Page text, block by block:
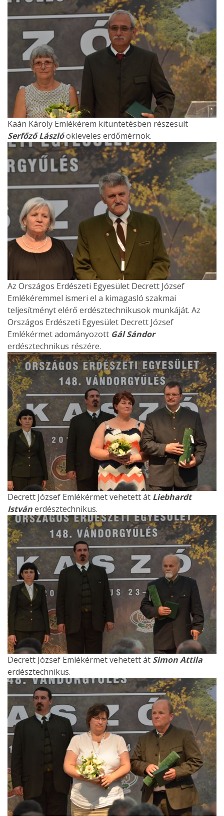
Kaán Károly Emlékérem kitüntetésben részesült
Serfőző Lászlóokleveles erdőmérnök.
Az Országos Erdészeti Egyesület Decrett József
Emlékéremmel ismeri el a kimagasló szakmai
teljesítményt elérő erdésztechnikusok munkáját. Az
Országos Erdészeti Egyesület Decrett József
Emlékérmet adományozott Gál Sándor
erdésztechnikus részére.
Decrett József Emlékérmet vehetett át Liebhardt
Istvánerdésztechnikus.
Decrett József Emlékérmet vehetett át Simon Attila
erdésztechnikus.